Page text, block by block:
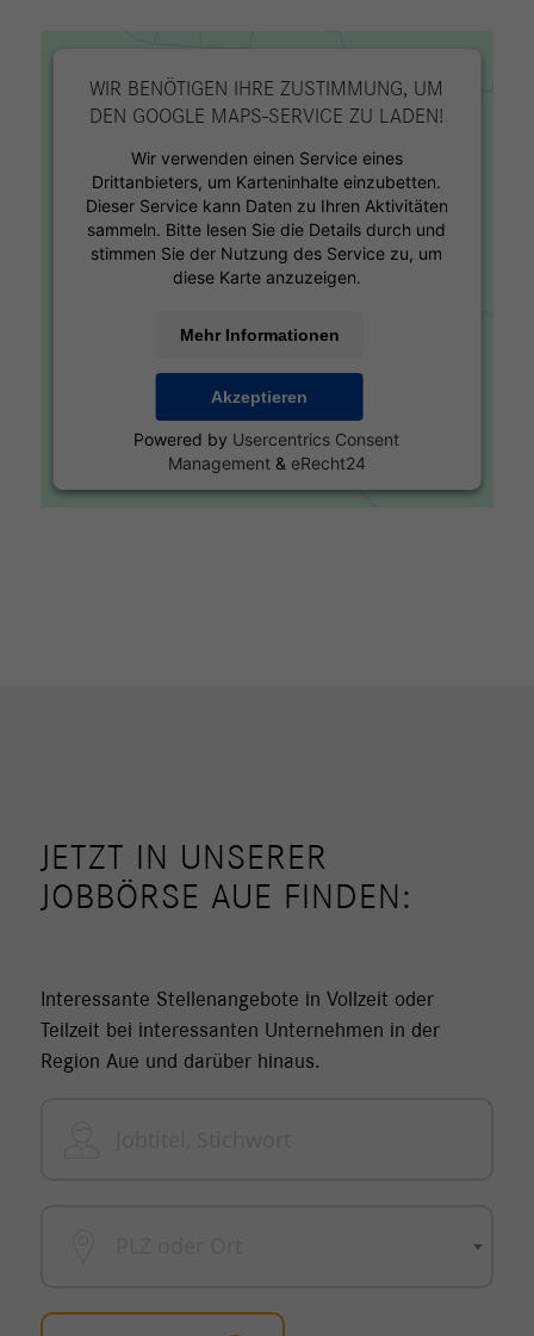
WIR BENÖTIGEN IHRE ZUSTIMMUNG, UM
DEN GOOGLE MAPS-SERVICE ZU LADEN!
Wir verwenden einen Service eines
Drittanbieters, um Karteninhalte einzubetten.
Dieser Service kann Daten zu Ihren Aktivitäten
sammeln. Bitte lesen Sie die Details durch und
stimmen Sie der Nutzung des Service zu, um
diese Karte anzuzeigen.
Mehr Informationen
Akzeptieren
Powered by Usercentrics Consent
Management & eRecht24
JETZT IN UNSERER
JOBBÖRSE AUE FINDEN:
Interessante Stellenangebote in Vollzeit oder
Teilzeit bei interessanten Unternehmen in der
Region Aue und darüber hinaus.